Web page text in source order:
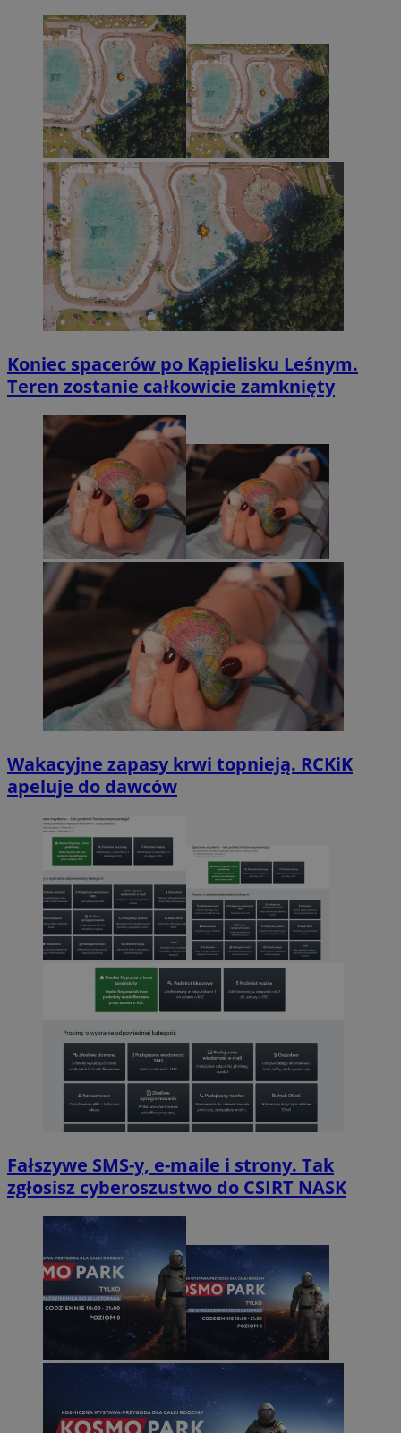
Koniec spacerów po Kąpielisku Leśnym.
Teren zostanie całkowicie zamknięty
Wakacyjne zapasy krwi topnieją. RCKiK
apeluje do dawców
Fałszywe SMS-y, e-maile i strony. Tak
zgłosisz cyberoszustwo do CSIRT NASK